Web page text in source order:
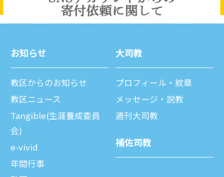
お知らせ
教区からのお知らせ
教区ニュース
Tangible(生涯養成委員
会)
e-vivid
年間⾏事
⼤司教
プロフィール・紋章
メッセージ・説教
週刊⼤司教
補佐司教